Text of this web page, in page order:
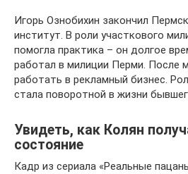
Игорь Ознобихин закончил
институт. В роли участкового
помогла практика – он долгое
работал в милиции Перми. После
работать в рекламный бизнес.
стала поворотной в жизни
Увидеть, как Колян
состояние
Кадр из сериала «Реальные